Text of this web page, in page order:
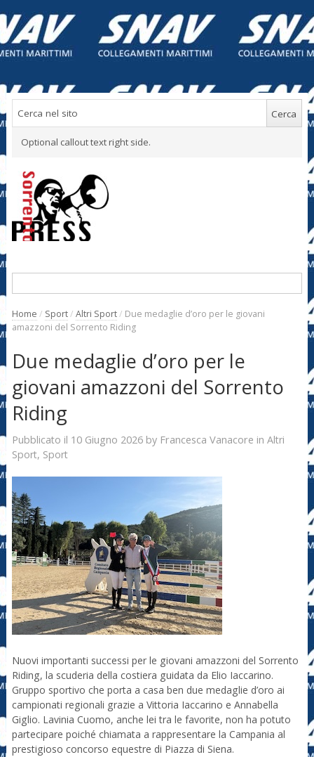
Optional callout text right side.
Home / Sport/ Altri Sport/ Due medaglie d’oro per le giovani
amazzoni del Sorrento Riding
Due medaglie d’oro per le
giovani amazzoni del Sorrento
Riding
Pubblicato il 10 Giugno 2026by Francesca Vanacore in Altri
Sport, Sport
Nuovi importanti successi per le giovani amazzoni del Sorrento
Riding, la scuderia della costiera guidata da Elio Iaccarino.
Gruppo sportivo che porta a casa ben due medaglie d’oro ai
campionati regionali grazie a Vittoria Iaccarino e Annabella
Giglio. Lavinia Cuomo, anche lei tra le favorite, non ha potuto
partecipare poiché chiamata a rappresentare la Campania al
prestigioso concorso equestre di Piazza di Siena.